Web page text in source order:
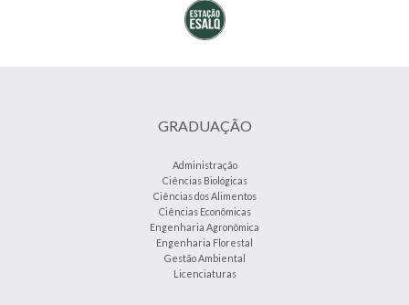
GRADUAÇÃO
Administração
Ciências Biológicas
Ciências dos Alimentos
Ciências Econômicas
Engenharia Agronômica
Engenharia Florestal
Gestão Ambiental
Licenciaturas